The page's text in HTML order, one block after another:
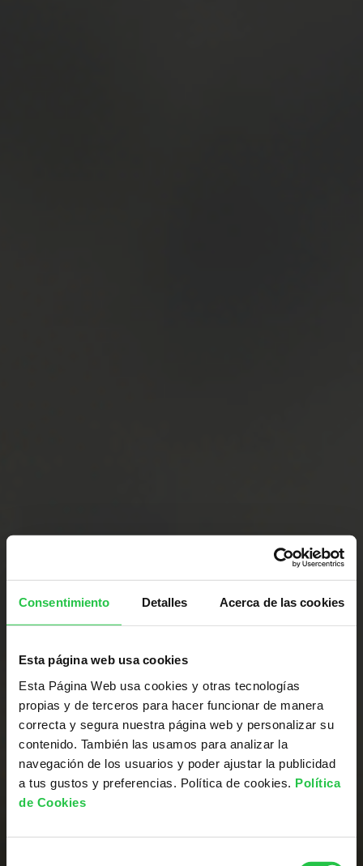
Consentimiento Detalles Acerca de las cookies
Esta página web usa cookies
Esta Página Web usa cookies y otras tecnologías
propias y de terceros para hacer funcionar de manera
correcta y segura nuestra página web y personalizar su
contenido. También las usamos para analizar la
navegación de los usuarios y poder ajustar la publicidad
a tus gustos y preferencias. Política de cookies. Política
de Cookies
Somos líderes en la